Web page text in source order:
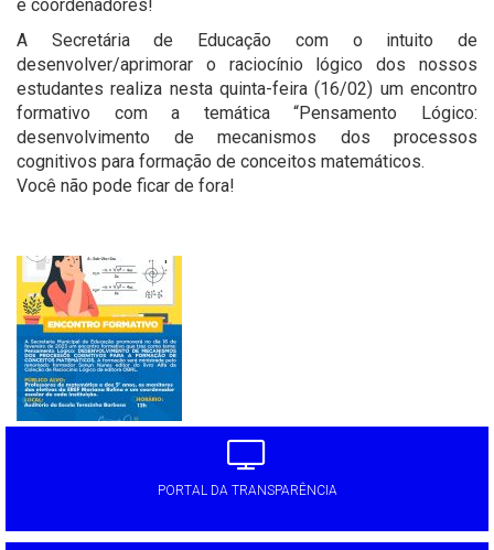
e coordenadores!
A Secretária de Educação com o intuito de
desenvolver/aprimorar o raciocínio lógico dos nossos
estudantes realiza nesta quinta-feira (16/02) um encontro
formativo com a temática “Pensamento Lógico:
desenvolvimento de mecanismos dos processos
cognitivos para formação de conceitos matemáticos.
Você não pode ficar de fora!
PORTAL DA TRANSPARÊNCIA
'